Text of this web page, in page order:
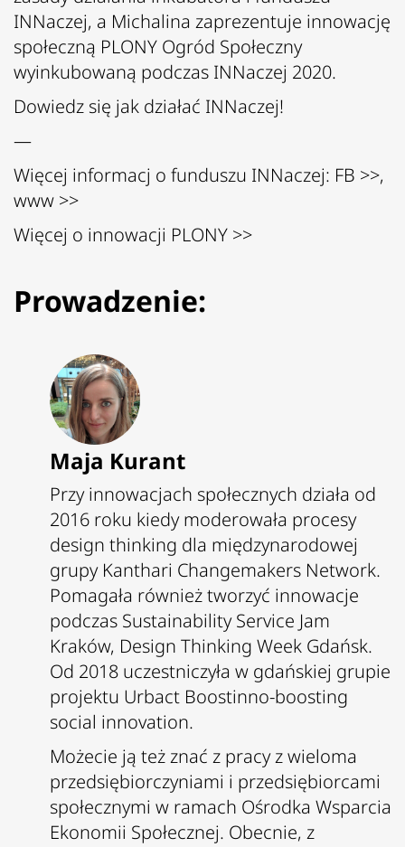
INNaczej, a Michalina zaprezentuje innowację
społeczną PLONY Ogród Społeczny
wyinkubowaną podczas INNaczej 2020.
Dowiedz się jak działać INNaczej!
—
Więcej informacj o funduszu INNaczej: FB >>,
www >>
Więcej o innowacji PLONY >>
Prowadzenie:
Maja Kurant
Przy innowacjach społecznych działa od
2016 roku kiedy moderowała procesy
design thinking dla międzynarodowej
grupy Kanthari Changemakers Network.
Pomagała również tworzyć innowacje
podczas Sustainability Service Jam
Kraków, Design Thinking Week Gdańsk.
Od 2018 uczestniczyła w gdańskiej grupie
projektu Urbact Boostinno-boosting
social innovation.
Możecie ją też znać z pracy z wieloma
przedsiębiorczyniami i przedsiębiorcami
społecznymi w ramach Ośrodka Wsparcia
Ekonomii Społecznej. Obecnie, z